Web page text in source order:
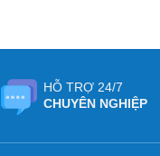
HỖ TRỢ 24/7
CHUYÊN NGHIỆP